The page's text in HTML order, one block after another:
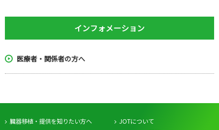
全国のイベント・活動情報
Green Ribbon Campaign
コーディネーター向けログイン
インフォメーション
医療者・関係者の方へ
臓器移植・提供を知りたい方へ
JOTについて